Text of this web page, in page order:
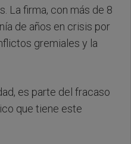
La firma, con más de 8
de años en crisis por
gremiales y la
es parte del fracaso
que tiene este